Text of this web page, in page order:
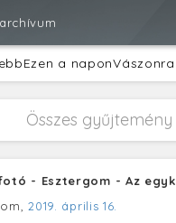
Ezen a napon
Összes gyűjtemény
- Esztergom - Az
2019. április 16.